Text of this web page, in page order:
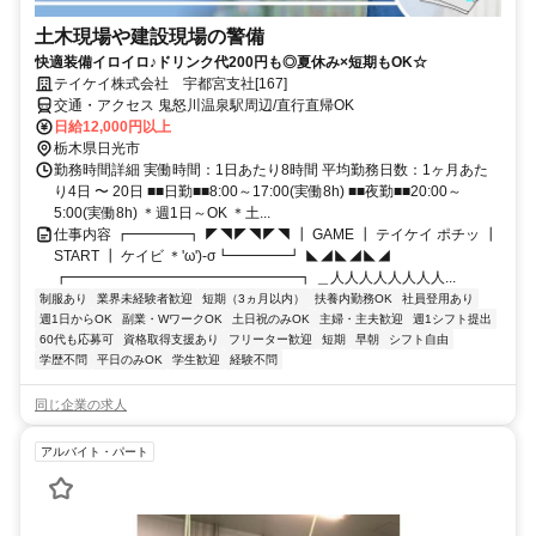
土木現場や建設現場の警備
快適装備イロイロ♪ドリンク代200円も◎夏休み×短期もOK☆
テイケイ株式会社 宇都宮支社[167]
交通・アクセス 鬼怒川温泉駅周辺/直行直帰OK
日給12,000円以上
栃木県日光市
勤務時間詳細 実働時間：1日あたり8時間 平均勤務日数：1ヶ月あた
り4日 〜 20日 ■■日勤■■8:00～17:00(実働8h) ■■夜勤■■20:00～
5:00(実働8h) ＊週1日～OK ＊土...
仕事内容 ┏━━━━┓ ◤◥◤◥◤◥ ┃ GAME ┃ テイケイ ポチッ ┃
START ┃ ケイビ ＊'ω')-σ┗━━━━┛ ◣◢◣◢◣◢
┏━━━━━━━━━━━━━━━━┓ ＿人人人人人人人人...
制服あり 業界未経験者歓迎 短期（3ヵ月以内） 扶養内勤務OK
社員登用あり
週1日からOK
副業・WワークOK 土日祝のみOK 主婦・主夫歓迎
週1シフト提出
60代も応募可
資格取得支援あり フリーター歓迎 短期 早朝
シフト自由
学歴不問
平日のみOK 学生歓迎 経験不問
同じ企業の求人
アルバイト・パート